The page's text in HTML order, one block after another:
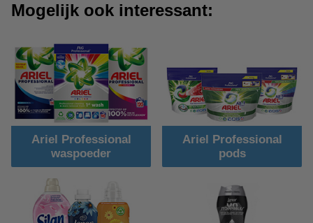
Mogelijk ook interessant:
Ariel Professional
waspoeder
Ariel Professional
pods